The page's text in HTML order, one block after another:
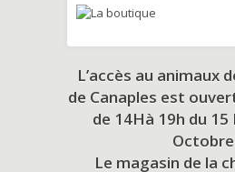
L’accès au animaux
de Canaples est
de 14Hà 19h du 15
Octobre
Le magasin de la